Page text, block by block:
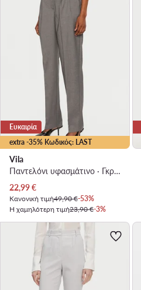
extra -35% Κωδικός: LAST
Ευκαιρία
Vila
Παντελόνι υφασμάτινο · Γκρι · Regular Fit
Τρέχουσα τιμή
22,99€
Κανονική τιμή49,90 €-53%
Η χαμηλότερη τιμή23,90 €-3%